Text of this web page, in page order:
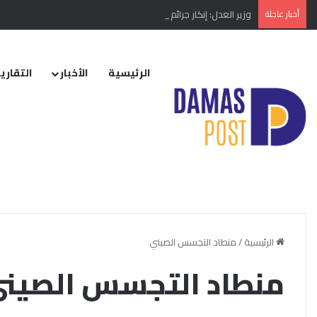
أخبار عاجلة وزير العدل: إنكار جرائم النظام البائد أو تبريرها مخالفة
الرئيسية الأخبار
الرئيسية/منطاد التجسس الصيني
منطاد التجسس